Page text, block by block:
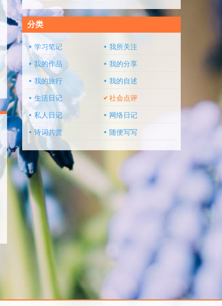
分类
学习笔记 我所关注
我的作品 我的分享
我的旅行 我的自述
生活日记 社会点评
私人日记 网络日记
诗词共赏 随便写写